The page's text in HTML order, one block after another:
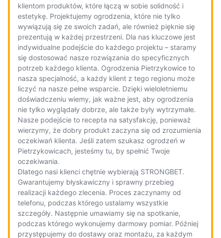
klientom produktów, które łączą w sobie solidność i
estetykę. Projektujemy ogrodzenia, które nie tylko
wywiązują się ze swoich zadań, ale również pięknie się
prezentują w każdej przestrzeni. Dla nas kluczowe jest
indywidualne podejście do każdego projektu – staramy
się dostosować nasze rozwiązania do specyficznych
potrzeb każdego klienta. Ogrodzenia Pietrzykowice to
nasza specjalność, a każdy klient z tego regionu może
liczyć na nasze pełne wsparcie. Dzięki wieloletniemu
doświadczeniu wiemy, jak ważne jest, aby ogrodzenia
nie tylko wyglądały dobrze, ale także były wytrzymałe.
Nasze podejście to recepta na satysfakcję, ponieważ
wierzymy, że dobry produkt zaczyna się od zrozumienia
oczekiwań klienta. Jeśli zatem szukasz ogrodzeń w
Pietrzykowicach, jesteśmy tu, by spełnić Twoje
oczekiwania.
Dlatego nasi klienci chętnie wybierają STRONGBET.
Gwarantujemy błyskawiczny i sprawny przebieg
realizacji każdego zlecenia. Proces zaczynamy od
telefonu, podczas którego ustalamy wszystkie
szczegóły. Następnie umawiamy się na spotkanie,
podczas którego wykonujemy darmowy pomiar. Później
przystępujemy do dostawy oraz montażu, za każdym